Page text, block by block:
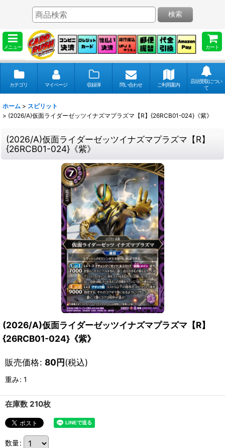
メニュー カート
検索
カテゴリ マイページ 収録弾 問い合わせ ご利用案内
店頭受取につい
て
ホーム > スピリット
> (2026/A)仮面ライダーゼッツイナズマプラズマ【R】{26RCB01-024}《紫》
(2026/A)仮面ライダーゼッツイナズマプラズマ【R】
{26RCB01-024}《紫》
(2026/A)仮面ライダーゼッツイナズマプラズマ【R】
{26RCB01-024}《紫》
販売価格: 80円(税込)
重み: 1
在庫数 210枚
数量: